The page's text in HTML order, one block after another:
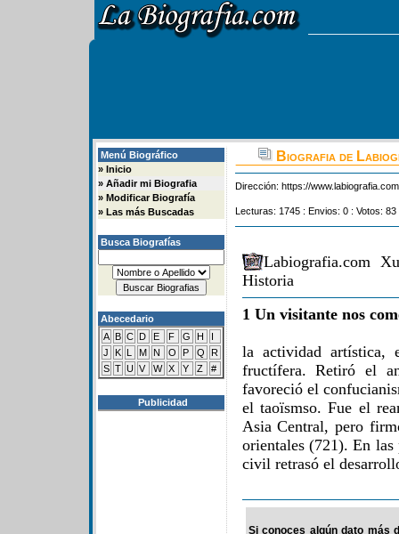
Menú Biográfico
» Inicio
» Añadir mi Biografia
» Modificar Biografía
» Las más Buscadas
Busca Biografías
Abecedario
A B C D E F G H
I
J
K L M N O P Q
R
S T U V W X Y Z #
Publicidad
Biografia de
Dirección: https://
Lecturas: 1745 : Envios: 0 : Votos:
Labiografia.com
Historia
1 Un visitante nos
la actividad artística,
fructífera. Retiró el
favoreció el
el taoïsmso. Fue el
Asia Central, pero
orientales (721). En las
civil retrasó el
Si conoces algún dato más